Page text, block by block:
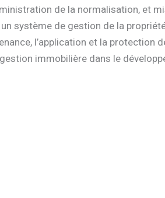
de la normalisation, et
système de gestion de la
l’application et la protection
immobilière dans le